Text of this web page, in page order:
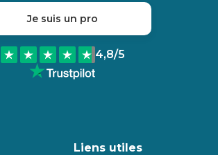
Je suis un pro
4,8/5
Liens utiles